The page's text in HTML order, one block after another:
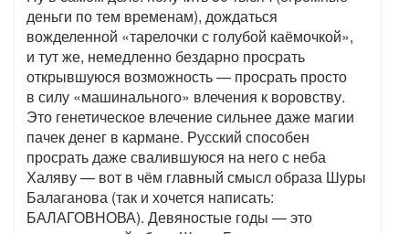
деньги по тем временам), дождаться
вожделенной «тарелочки с голубой каёмочкой»,
и тут же, немедленно бездарно просрать
открывшуюся возможность — просрать просто
в силу «машинального» влечения к воровству.
Это генетическое влечение сильнее даже магии
пачек денег в кармане. Русский способен
просрать даже свалившуюся на него с неба
Халяву — вот в чём главный смысл образа Шуры
Балаганова (так и хочется написать:
БАЛАГОВНОВА). Девяностые годы — это